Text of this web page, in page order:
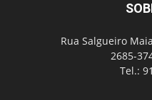
Rua Salgueiro
2685-
Tel.: